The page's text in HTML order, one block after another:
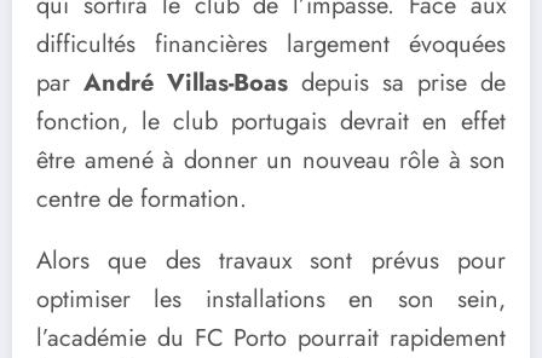
difficultés financières largement évoquées
par André Villas-Boas depuis sa prise de
fonction, le club portugais devrait en effet
être amené à donner un nouveau rôle à son
centre de formation.
Alors que des travaux sont prévus pour
optimiser les installations en son sein,
l’académie du FC Porto pourrait rapidement